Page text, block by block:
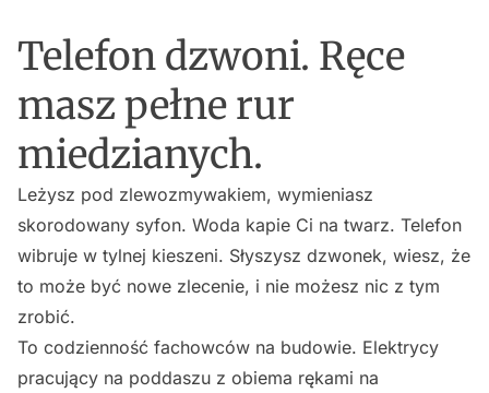
Telefon dzwoni. Ręce
masz pełne rur
miedzianych.
Leżysz pod zlewozmywakiem, wymieniasz
skorodowany syfon. Woda kapie Ci na twarz. Telefon
wibruje w tylnej kieszeni. Słyszysz dzwonek, wiesz, że
to może być nowe zlecenie, i nie możesz nic z tym
zrobić.
To codzienność fachowców na budowie. Elektrycy
pracujący na poddaszu z obiema rękami na